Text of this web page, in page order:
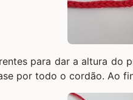
para dar a altura do
por todo o cordão. Ao